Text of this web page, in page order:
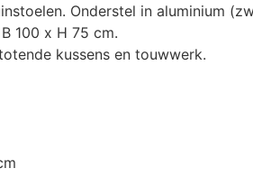
Onderstel in aluminium
100 x H 75 cm.
kussens en touwwerk.